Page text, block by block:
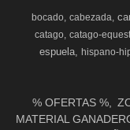
bocado cabezada
catago catago-
espuela
hispano-
% OFERTAS %
MATERIAL